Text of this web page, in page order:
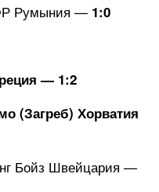
Румыния — 1:0
— 1:2
(Загреб) Хорватия
Бойз Швейцария —